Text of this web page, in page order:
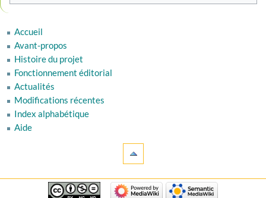
Accueil
Avant-propos
Histoire du projet
Fonctionnement éditorial
Actualités
Modifications récentes
Index alphabétique
Aide